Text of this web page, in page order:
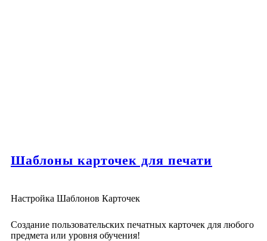
Шаблоны карточек для печати
Настройка Шаблонов Карточек
Создание пользовательских печатных карточек для любого
предмета или уровня обучения!